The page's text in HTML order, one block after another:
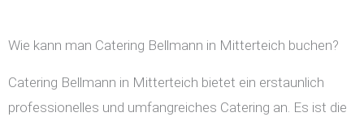
Wie kann man Catering Bellmann in Mitterteich buchen?
Catering Bellmann in Mitterteich bietet ein erstaunlich
professionelles und umfangreiches Catering an. Es ist die